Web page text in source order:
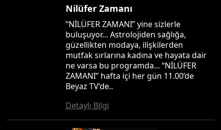
Nilüfer Zamanı
“NİLÜFER ZAMANI” yine sizlerle
buluşuyor... Astrolojiden sağlığa,
güzellikten modaya, ilişkilerden
mutfak sırlarına kadına ve hayata dair
ne varsa bu programda... “NİLÜFER
ZAMANI” hafta içi her gün 11.00’de
Beyaz TV’de..
Detaylı Bilgi